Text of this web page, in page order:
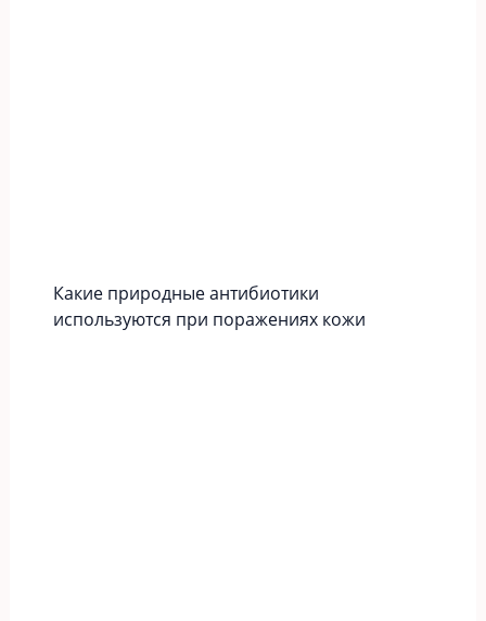
Какие природные антибиотики
используются при поражениях кожи